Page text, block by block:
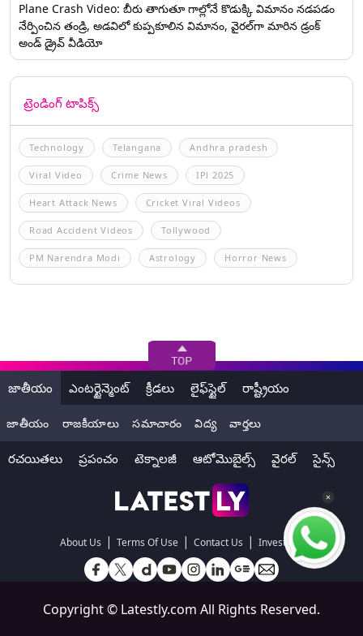
Plane Crash Video: బీరు తాగుతూ గాల్లోనే కొడుక్కి విమానం నడపడం
నేర్పించిన తండ్రి, అడవిలో కుప్పకూలిన విమానం, వైరల్‌గా మారిన డ్రంక్‌
అండ్ డ్రైవ్ వీడియో
ట్రెండింగ్ టాపిక్స్
Technology Telangana Andhra pradesh
Viral Video Crime News IPl 2025
Heart Attack News Cricket Viral Videos
Road Accident Videos Tollywood
PM Narendra Modi Astrology Horror News
జాతీయం ఎంటర్టైన్మెంట్ క్రీడలు లైఫ్‌స్టైల్ రాష్ట్రీయం
జాతీయం రాజకీయాలు సమాచారం విద్య వార్తలు
రచయితలు ప్రపంచం టెక్నాలజీ ఆటోమొబైల్స్ వైరల్ సైన్స్
About Us | Terms Of Use | Contact Us | Investors
Copyright © Latestly.com All Rights Reserved.